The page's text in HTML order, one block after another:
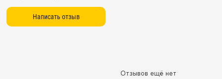
Отзывов ещё нет